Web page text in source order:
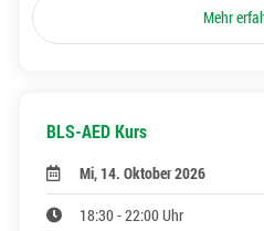
Mehr
BLS-AED Kurs
Mi, 14. Oktober 2026
18:30 - 22:00 Uhr